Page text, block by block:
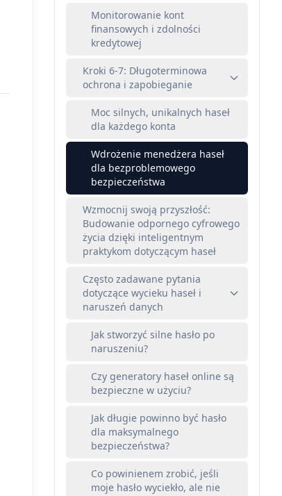
Monitorowanie kont
finansowych i zdolności
kredytowej
Kroki 6-7: Długoterminowa
ochrona i zapobieganie
Moc silnych, unikalnych haseł
dla każdego konta
Wdrożenie menedżera haseł
dla bezproblemowego
bezpieczeństwa
Wzmocnij swoją przyszłość:
Budowanie odpornego cyfrowego
życia dzięki inteligentnym
praktykom dotyczącym haseł
Często zadawane pytania
dotyczące wycieku haseł i
naruszeń danych
Jak stworzyć silne hasło po
naruszeniu?
Czy generatory haseł online są
bezpieczne w użyciu?
Jak długie powinno być hasło
dla maksymalnego
bezpieczeństwa?
Co powinienem zrobić, jeśli
moje hasło wyciekło, ale nie